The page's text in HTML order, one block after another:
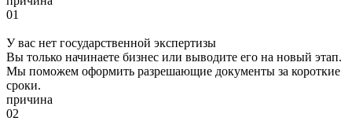
01
У вас нет государственной экспертизы
Вы только начинаете бизнес или выводите его на новый этап.
Мы поможем оформить разрешающие документы за короткие
сроки.
причина
02